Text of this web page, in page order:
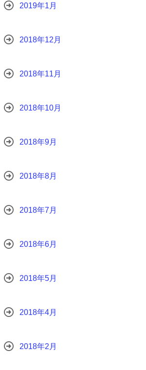
2019年1月
2018年12月
2018年11月
2018年10月
2018年9月
2018年8月
2018年7月
2018年6月
2018年5月
2018年4月
2018年2月